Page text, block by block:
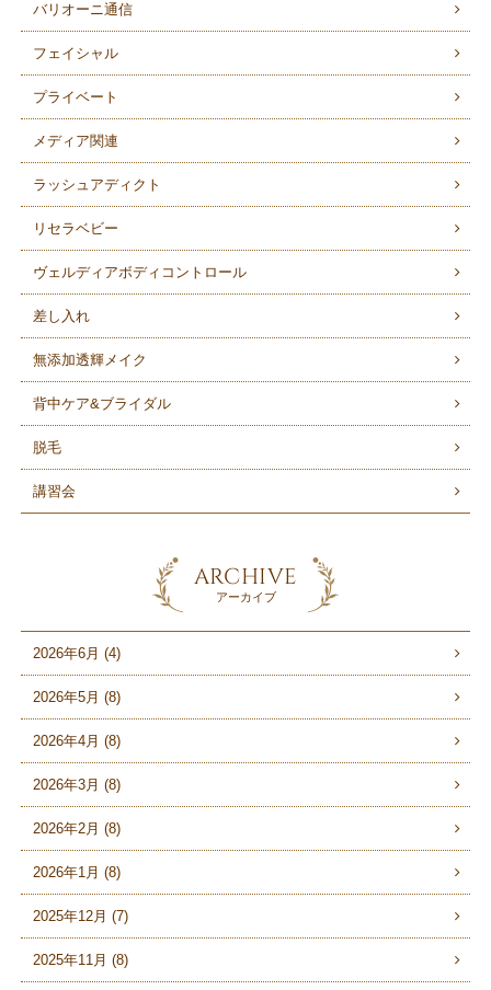
バリオーニ通信
フェイシャル
プライベート
メディア関連
ラッシュアディクト
リセラベビー
ヴェルディアボディコントロール
差し入れ
無添加透輝メイク
背中ケア&ブライダル
脱毛
講習会
ARCHIVE
アーカイブ
2026年6月 (4)
2026年5月 (8)
2026年4月 (8)
2026年3月 (8)
2026年2月 (8)
2026年1月 (8)
2025年12月 (7)
2025年11月 (8)